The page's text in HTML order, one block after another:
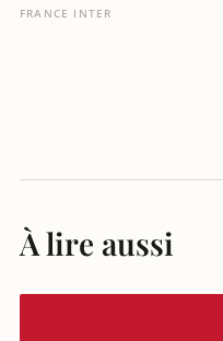
FRANCE INTER
À lire aussi